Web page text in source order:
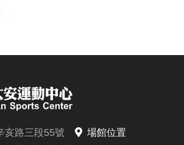
亥路三段55號
場館位置